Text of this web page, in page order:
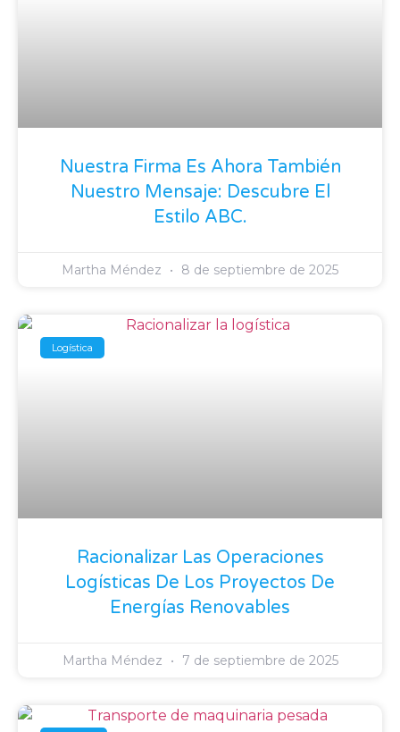
Nuestra Firma Es Ahora También
Nuestro Mensaje: Descubre El
Estilo ABC.
Martha Méndez 8 de septiembre de 2025
Logística
Racionalizar Las Operaciones
Logísticas De Los Proyectos De
Energías Renovables
Martha Méndez 7 de septiembre de 2025